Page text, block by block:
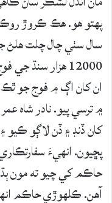
پهتو هو. هڪ ڪروڙ
سال سٺي چال چلت هلڻ
12000 هزار سنڌ
ان کان اڳ ۾ فوج جو ٿڪ
۾ ترسي پيو. نادر شاه
کان ڏنڊ ۽ ڏن لاڳو ڪيو
پڇيون. انهيءَ
حاڪم کي چيو ته مون
آهن. ڪلهوڙي حاڪم